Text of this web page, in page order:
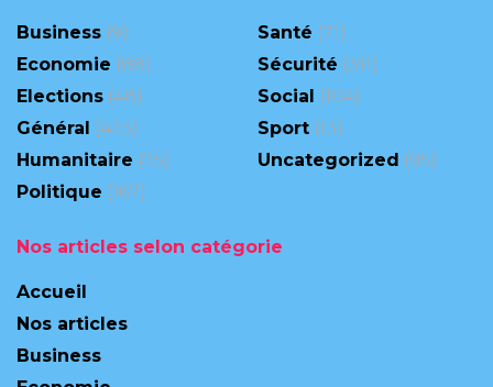
Business (9)
Economie (88)
Elections (48)
Général
(473)
Humanitaire (75)
Politique (167)
Santé (71)
Sécurité (311)
Social
(104)
Sport (13)
Uncategorized (95)
Nos articles selon catégorie
Accueil
Nos articles
Business